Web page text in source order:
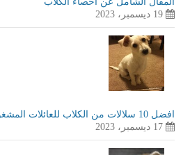
19 ديسمبر، 2023
افضل 10 سلالات من الكلاب للعائلات المشغولة
17 ديسمبر، 2023